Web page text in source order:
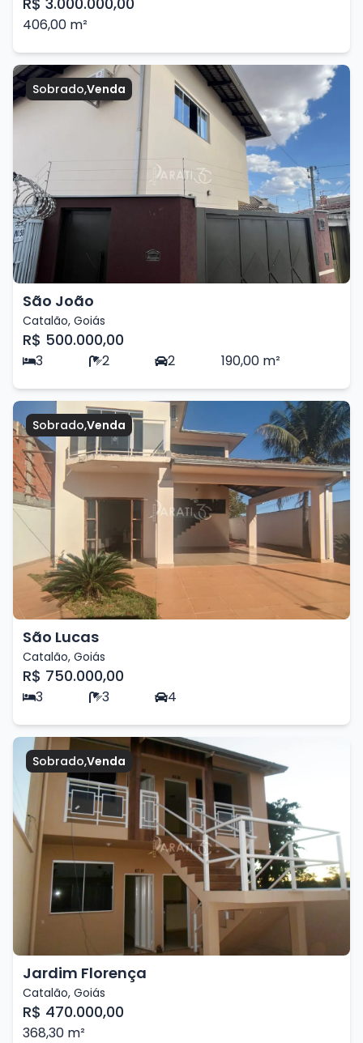
406,00 m²
Sobrado,Venda
São João
Catalão, Goiás
R$ 500.000,00
3 2 2 190,00 m²
Sobrado,Venda
São Lucas
Catalão, Goiás
R$ 750.000,00
3 3 4
Sobrado,Venda
Jardim Florença
Catalão, Goiás
R$ 470.000,00
368,30 m²